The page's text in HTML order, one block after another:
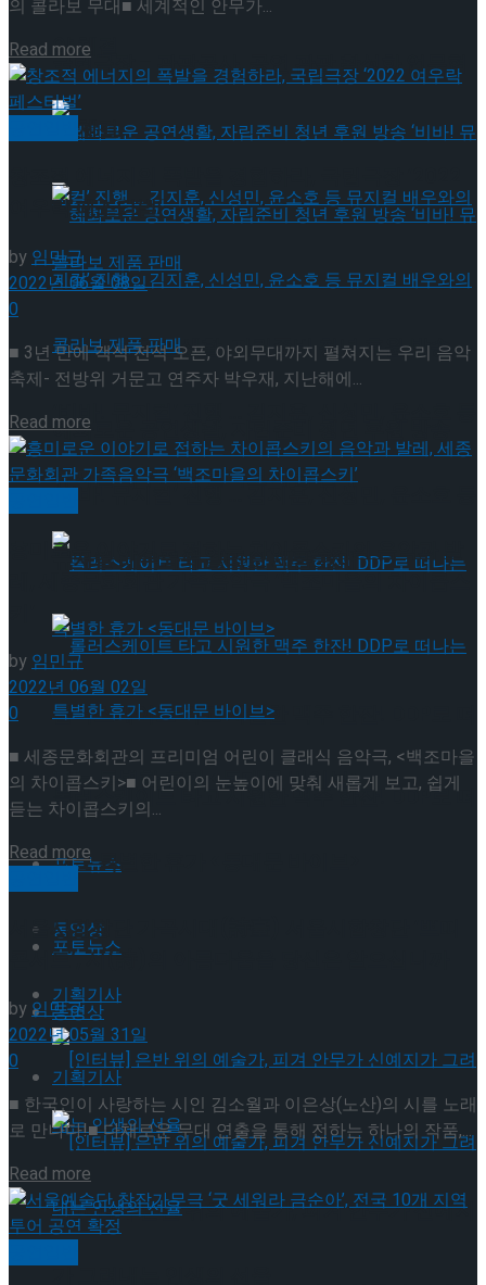
약 체결
혜화로운 공연생활, 자립준비 청년 후원 방송
‘비바! 뮤지컬’ 진행 … 김지훈, 신성민, 윤소호 등
뮤지컬 배우와의 콜라보 제품 판매
롤러스케이트 타고 시원한 맥주 한잔! DDP로 떠
나는 특별한 휴가 <동대문 바이브>
포토뉴스
동영상
기획기사
[인터뷰] 은반 위의 예술가, 피겨 안무가 신예지
국립극장 – 관광공사, 공연 관광 활성화 업무협
약 체결
혜화로운 공연생활, 자립준비 청년 후원 방송
‘비바! 뮤지컬’ 진행 … 김지훈, 신성민, 윤소호 등
뮤지컬 배우와의 콜라보 제품 판매
롤러스케이트 타고 시원한 맥주 한잔! DDP로 떠
나는 특별한 휴가 <동대문 바이브>
포토뉴스
동영상
기획기사
의 콜라보 무대■ 세계적인 안무가...
Read more
창조적 에너지의 폭발을 경험하라, 국립극장 ‘2022
여우락 페스티벌’
by임민규
2022년 06월 08일
0
■ 3년 만에 객석 전석 오픈, 야외무대까지 펼쳐지는 우리 음악
축제- 전방위 거문고 연주자 박우재, 지난해에...
Read more
흥미로운 이야기로 접하는 차이콥스키의 음악과 발
레, 세종문화회관 가족음악극 ‘백조마을의 차이콥스
by임민규
2022년 06월 02일
0
■ 세종문화회관의 프리미엄 어린이 클래식 음악극, <백조마을
의 차이콥스키>■ 어린이의 눈높이에 맞춰 새롭게 보고, 쉽게
듣는 차이콥스키의...
Read moreDetails
서울시합창단 가곡시대(詩臺) 서울시합창단 ‘쁘띠
콘서트’, 시(詩)의 아름다움을 당신은 알으십니까
by임민규
2022년 05월 31일
0
■ 한국인이 사랑하는 시인 김소월과 이은상(노산)의 시를 노래
로 만나다!■ 다채로운 무대 연출을 통해 전하는 하나의 작품,...
Read more